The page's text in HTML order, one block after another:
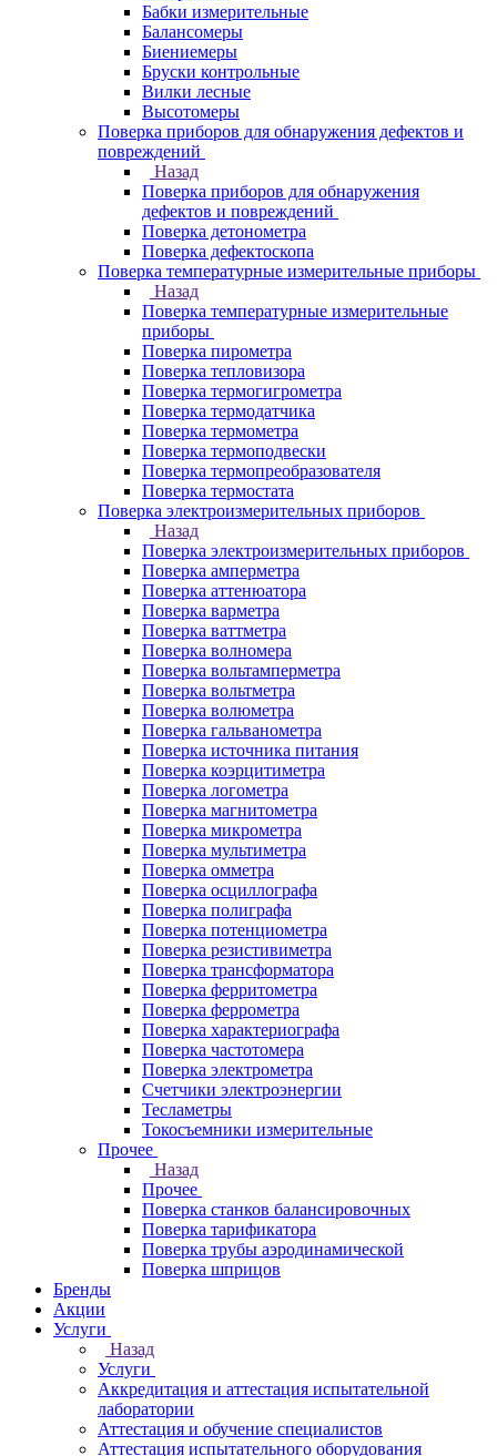
Бабки измерительные
Балансомеры
Биениемеры
Бруски контрольные
Вилки лесные
Высотомеры
Поверка приборов для обнаружения дефектов и
повреждений
Назад
Поверка приборов для обнаружения
дефектов и повреждений
Поверка детонометра
Поверка дефектоскопа
Поверка температурные измерительные приборы
Назад
Поверка температурные измерительные
приборы
Поверка пирометра
Поверка тепловизора
Поверка термогигрометра
Поверка термодатчика
Поверка термометра
Поверка термоподвески
Поверка термопреобразователя
Поверка термостата
Поверка электроизмерительных приборов
Назад
Поверка электроизмерительных приборов
Поверка амперметра
Поверка аттенюатора
Поверка варметра
Поверка ваттметра
Поверка волномера
Поверка вольтамперметра
Поверка вольтметра
Поверка волюметра
Поверка гальванометра
Поверка источника питания
Поверка коэрцитиметра
Поверка логометра
Поверка магнитометра
Поверка микрометра
Поверка мультиметра
Поверка омметра
Поверка осциллографа
Поверка полиграфа
Поверка потенциометра
Поверка резистивиметра
Поверка трансформатора
Поверка ферритометра
Поверка феррометра
Поверка характериографа
Поверка частотомера
Поверка электрометра
Счетчики электроэнергии
Тесламетры
Токосъемники измерительные
Прочее
Назад
Прочее
Поверка станков балансировочных
Поверка тарификатора
Поверка трубы аэродинамической
Поверка шприцов
Бренды
Акции
Услуги
Назад
Услуги
Аккредитация и аттестация испытательной
лаборатории
Аттестация и обучение специалистов
Аттестация испытательного оборудования